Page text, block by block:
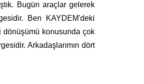
Bugün araçlar gelerek
Ben KAYDEM'deki
dönüşümü konusunda çok
Arkadaşlarımın dört